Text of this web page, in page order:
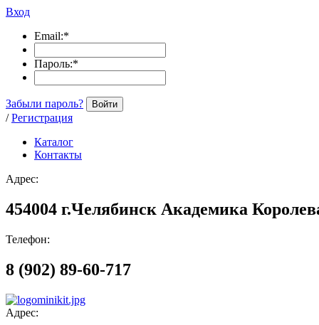
Вход
Email:*
Пароль:*
Забыли пароль? Войти
/ Регистрация
Каталог
Контакты
Адрес:
454004 г.Челябинск Академика
Телефон:
8 (902) 89-60-717
Адрес: